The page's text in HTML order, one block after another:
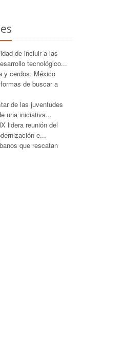
de incluir a las
tecnológico...
y cerdos. México
de buscar a
de las juventudes
una iniciativa...
lidera reunión del
e...
que rescatan